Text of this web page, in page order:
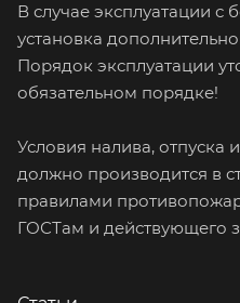
В случае эксплуатации
установка
Порядок эксплуатации
обязательном порядке!
Условия налива, отпуска
должно производится в
правилами
ГОСТам и действующего